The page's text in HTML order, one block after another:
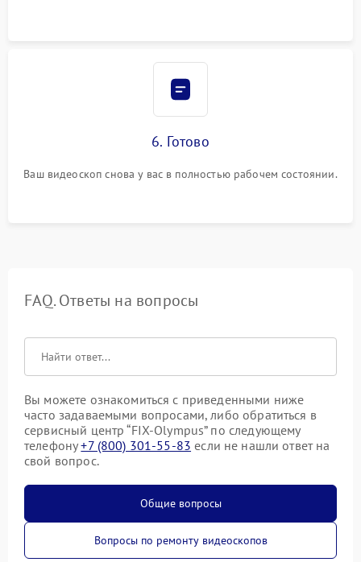
6. Готово
Ваш видеоскоп снова у вас в полностью рабочем состоянии.
FAQ. Ответы на вопросы
Вы можете ознакомиться с приведенными ниже
часто задаваемыми вопросами, либо обратиться в
сервисный центр “FIX-Olympus” по следующему
телефону+7 (800) 301-55-83 если не нашли ответ на
свой вопрос.
Общие вопросы
Вопросы по ремонту видеоскопов